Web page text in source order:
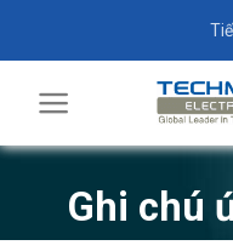
Ghi chú